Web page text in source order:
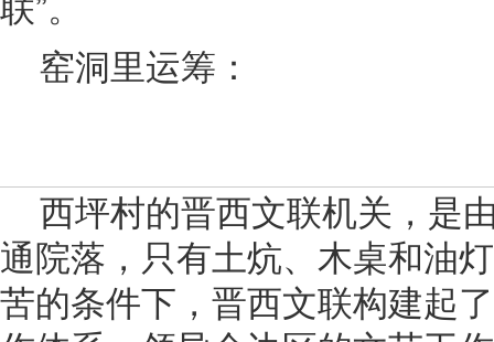
窑洞里运筹：
西坪村的晋西文联机关，是
通院落，只有土炕、木桌和油
苦的条件下，晋西文联构建起